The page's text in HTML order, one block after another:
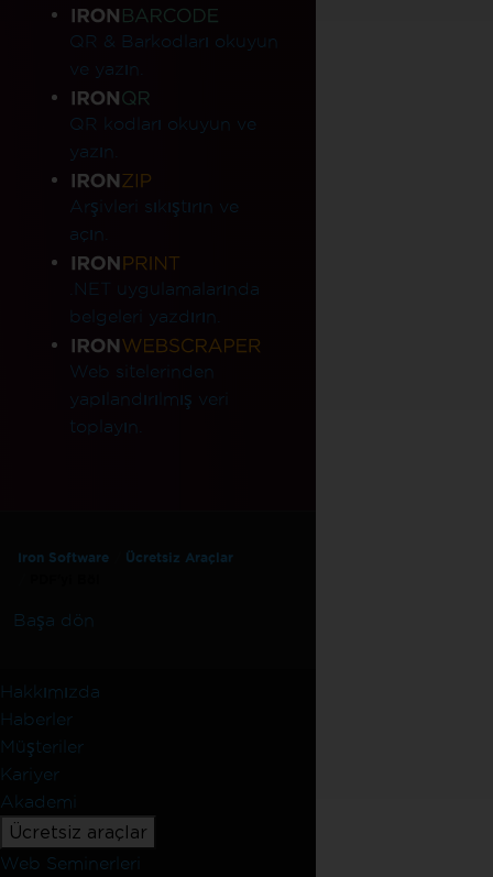
QR & Barkodları okuyun
ve yazın.
QR kodları okuyun ve
yazın.
Arşivleri sıkıştırın ve
açın.
.NET uygulamalarında
belgeleri yazdırın.
Web sitelerinden
yapılandırılmış veri
toplayın.
Iron Software
Ücretsiz Araçlar
Başa dön
Hakkımızda
Haberler
Müşteriler
Kariyer
Akademi
Ücretsiz araçlar
Web Seminerleri